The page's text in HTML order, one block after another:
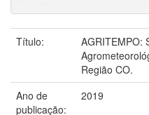
Título:
AGRITEMPO:
Região CO.
Ano de
publicação:
2019